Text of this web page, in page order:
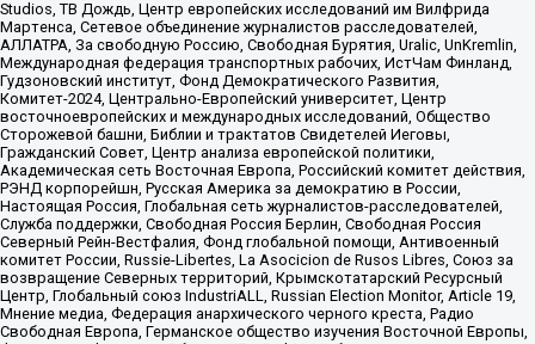
Studios, ТВ Дождь, Центр европейских исследований им Вилфрида
Мартенса, Сетевое объединение журналистов расследователей,
АЛЛАТРА, За свободную Россию, Свободная Бурятия, Uralic, UnKremlin,
Международная федерация транспортных рабочих, ИстЧам Финланд,
Гудзоновский институт, Фонд Демократического Развития,
Комитет-2024, Центрально-Европейский университет, Центр
восточноевропейских и международных исследований, Общество
Сторожевой башни, Библии и трактатов Свидетелей Иеговы,
Гражданский Совет, Центр анализа европейской политики,
Академическая сеть Восточная Европа, Российский комитет действия,
РЭНД корпорейшн, Русская Америка за демократию в России,
Настоящая Россия, Глобальная сеть журналистов-расследователей,
Служба поддержки, Свободная Россия Берлин, Свободная Россия
Северный Рейн-Вестфалия, Фонд глобальной помощи, Антивоенный
комитет России, Russie-Libertes, La Asocicion de Rusos Libres, Союз за
возвращение Северных территорий, Крымскотатарский Ресурсный
Центр, Глобальный союз IndustriALL, Russian Election Monitor, Article 19,
Мнение медиа, Федерация анархического черного креста, Радио
Свободная Европа, Германское общество изучения Восточной Европы,